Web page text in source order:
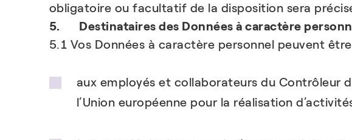
obligatoire ou facultatif de la disposition sera
5. Destinataires des Données à caractère
5.1 Vos Données à caractère personnel peuvent
aux employés et collaborateurs du Contrôleur
l’Union européenne pour la réalisation